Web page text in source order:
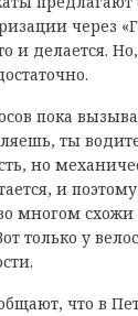
через
и делается.
пока
ты
но
и
многом
только у
что в